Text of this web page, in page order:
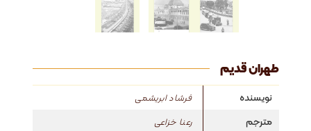
طهران قدیم
نویسنده فرشاد ابریشمی
مترجم رعنا خزاعی